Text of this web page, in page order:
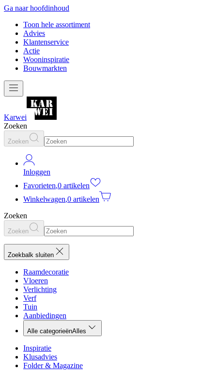
Ga naar hoofdinhoud
Toon hele assortiment
Advies
Klantenservice
Actie
Wooninspiratie
Bouwmarkten
Karwei
Zoeken
Zoeken
Inloggen
Favorieten,0 artikelen
Winkelwagen,0 artikelen
Zoeken
Zoeken
Zoekbalk sluiten
Raamdecoratie
Vloeren
Verlichting
Verf
Tuin
Aanbiedingen
Alle categorieënAlles
Inspiratie
Klusadvies
Folder & Magazine